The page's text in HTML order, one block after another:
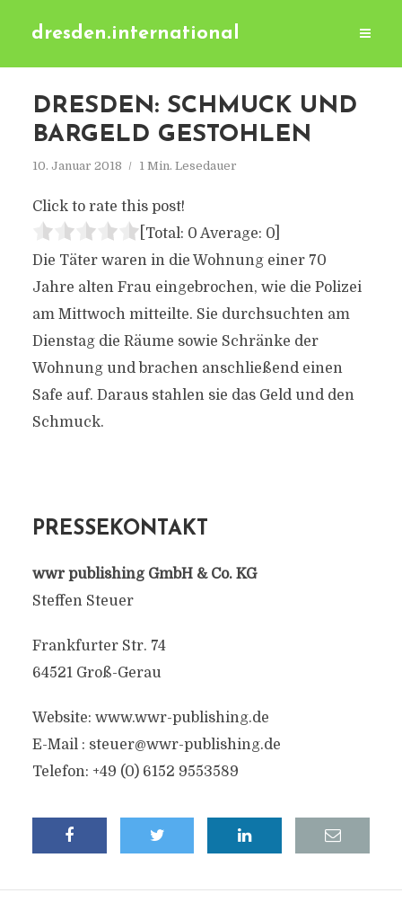
dresden.international
DRESDEN: SCHMUCK UND
BARGELD GESTOHLEN
10. Januar 2018 1 Min. Lesedauer
Click to rate this post!
[Total: 0 Average: 0]
Die Täter waren in die Wohnung einer 70
Jahre alten Frau eingebrochen, wie die Polizei
am Mittwoch mitteilte. Sie durchsuchten am
Dienstag die Räume sowie Schränke der
Wohnung und brachen anschließend einen
Safe auf. Daraus stahlen sie das Geld und den
Schmuck.
PRESSEKONTAKT
wwr publishing GmbH & Co. KG
Steffen Steuer
Frankfurter Str. 74
64521 Groß-Gerau
Website: www.wwr-publishing.de
E-Mail : steuer@wwr-publishing.de
Telefon: +49 (0) 6152 9553589